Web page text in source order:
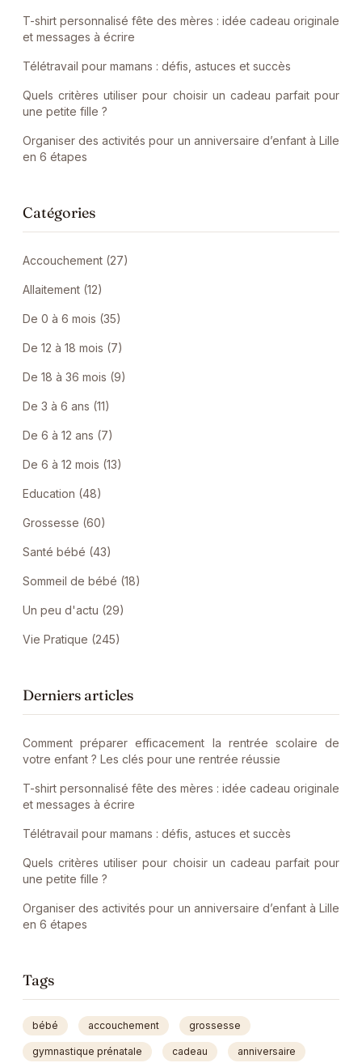
T-shirt personnalisé fête des mères : idée cadeau originale
et messages à écrire
Télétravail pour mamans : défis, astuces et succès
Quels critères utiliser pour choisir un cadeau parfait pour
une petite fille ?
Organiser des activités pour un anniversaire d’enfant à Lille
en 6 étapes
Catégories
Accouchement (27)
Allaitement (12)
De 0 à 6 mois (35)
De 12 à 18 mois (7)
De 18 à 36 mois (9)
De 3 à 6 ans (11)
De 6 à 12 ans (7)
De 6 à 12 mois (13)
Education (48)
Grossesse (60)
Santé bébé (43)
Sommeil de bébé (18)
Un peu d'actu (29)
Vie Pratique (245)
Derniers articles
Comment préparer efficacement la rentrée scolaire de
votre enfant ? Les clés pour une rentrée réussie
T-shirt personnalisé fête des mères : idée cadeau originale
et messages à écrire
Télétravail pour mamans : défis, astuces et succès
Quels critères utiliser pour choisir un cadeau parfait pour
une petite fille ?
Organiser des activités pour un anniversaire d’enfant à Lille
en 6 étapes
Tags
bébé accouchement grossesse
gymnastique prénatale cadeau anniversaire